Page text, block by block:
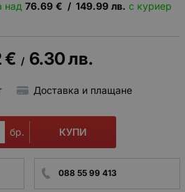
над 76.69 € / 149.99 лв. с куриер
€ / 6.30лв.
Доставка и плащане
бр. КУПИ
088 55 99 413